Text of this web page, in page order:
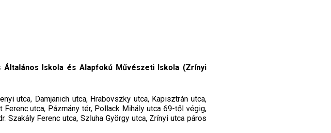
Iskola és Alapfokú Művészeti Iskola (Zrínyi
utca, Damjanich utca, Hrabovszky utca, Kapisztrán utca,
utca, Pázmány tér, Pollack Mihály utca 69-től végig,
Szakály Ferenc utca, Szluha György utca, Zrínyi utca páros